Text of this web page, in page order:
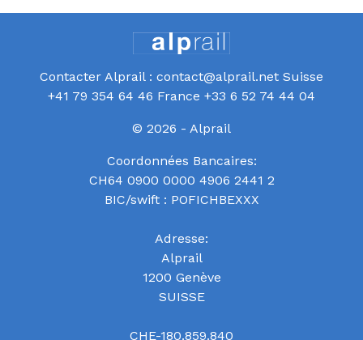
Contacter Alprail : contact@alprail.net Suisse
+41 79 354 64 46 France +33 6 52 74 44 04
© 2026 - Alprail
Coordonnées Bancaires:
CH64 0900 0000 4906 2441 2
BIC/swift : POFICHBEXXX
Adresse:
Alprail
1200 Genève
SUISSE
CHE-180.859.840